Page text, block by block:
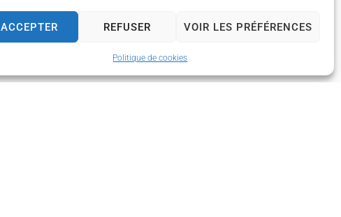
ACCEPTER REFUSER VOIR LES PRÉFÉRENCES
Politique de cookies